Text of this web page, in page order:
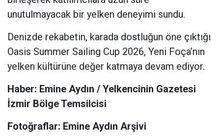
unutulmayacak bir yelken deneyimi sundu.
Denizde rekabetin, karada dostluğun öne çıktığı
Oasis Summer Sailing Cup 2026, Yeni Foça’nın
yelken kültürüne değer katmaya devam ediyor.
Haber: Emine Aydın / Yelkencinin Gazetesi
İzmir Bölge Temsilcisi
Fotoğraflar: Emine Aydın Arşivi